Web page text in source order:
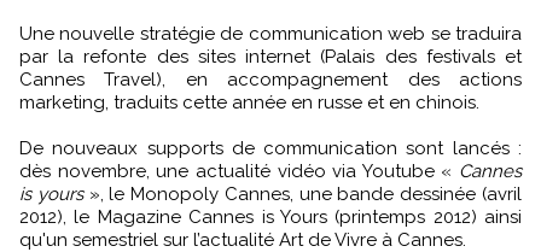
Une nouvelle stratégie de communication web se traduira
par la refonte des sites internet (Palais des festivals et
Cannes Travel), en accompagnement des actions
marketing, traduits cette année en russe et en chinois.
De nouveaux supports de communication sont lancés :
dès novembre, une actualité vidéo via Youtube « Cannes
is yours», le Monopoly Cannes, une bande dessinée (avril
2012), le Magazine Cannes is Yours (printemps 2012) ainsi
qu'un semestriel sur l’actualité Art de Vivre à Cannes.